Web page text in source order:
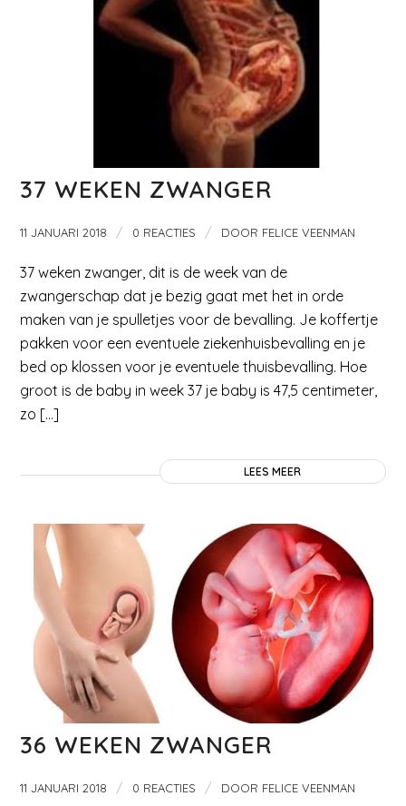
37 WEKEN ZWANGER
11 JANUARI 2018 / 0 REACTIES / DOOR FELICE VEENMAN
37 weken zwanger, dit is de week van de
zwangerschap dat je bezig gaat met het in orde
maken van je spulletjes voor de bevalling. Je koffertje
pakken voor een eventuele ziekenhuisbevalling en je
bed op klossen voor je eventuele thuisbevalling. Hoe
groot is de baby in week 37 je baby is 47,5 centimeter,
zo […]
LEES MEER
36 WEKEN ZWANGER
11 JANUARI 2018 / 0 REACTIES / DOOR FELICE VEENMAN